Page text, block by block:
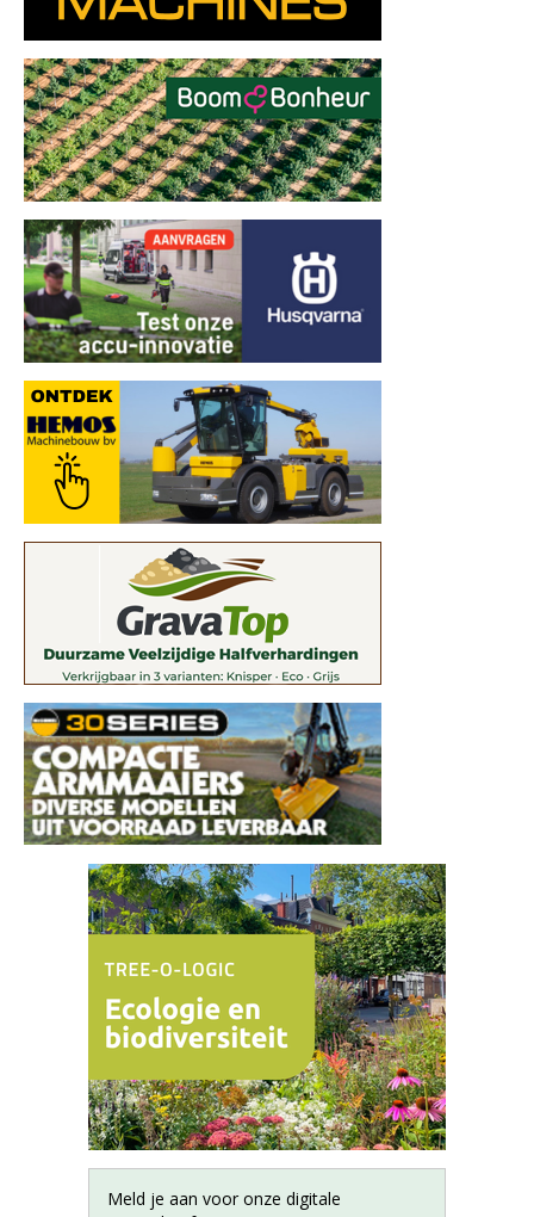
Meld je aan voor onze digitale